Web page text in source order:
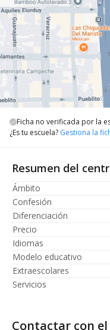
Ficha no verificada por la
¿Es tu escuela? Gestiona la
Resumen del
Ámbito
Confesión
Diferenciación
Precio
Idiomas
Modelo educativo
Extraescolares
Servicios
Contactar con